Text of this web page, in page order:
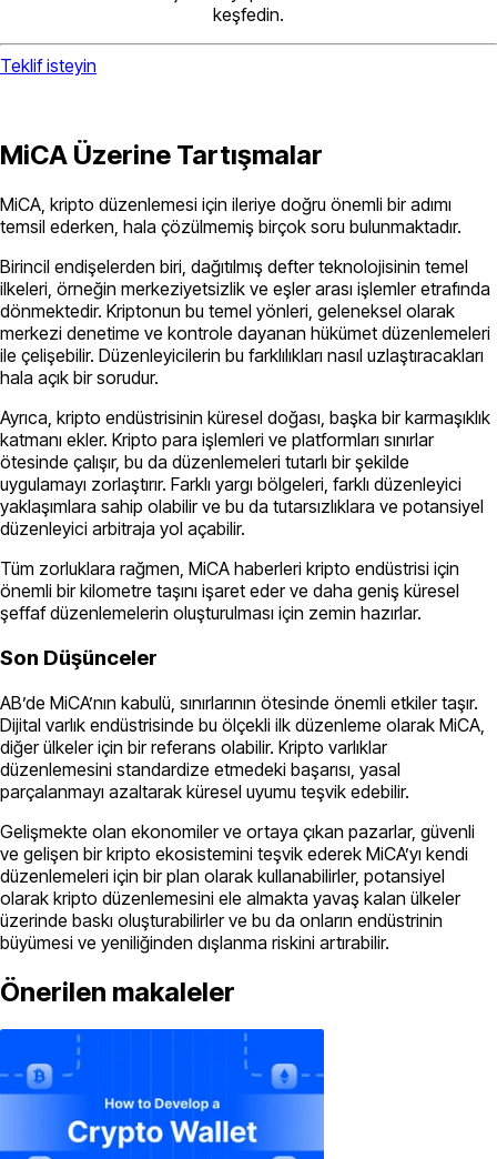
keşfedin.
Teklif isteyin
MiCA Üzerine Tartışmalar
MiCA, kripto düzenlemesi için ileriye doğru önemli bir adımı
temsil ederken, hala çözülmemiş birçok soru bulunmaktadır.
Birincil endişelerden biri, dağıtılmış defter teknolojisinin temel
ilkeleri, örneğin merkeziyetsizlik ve eşler arası işlemler etrafında
dönmektedir. Kriptonun bu temel yönleri, geleneksel olarak
merkezi denetime ve kontrole dayanan hükümet düzenlemeleri
ile çelişebilir. Düzenleyicilerin bu farklılıkları nasıl uzlaştıracakları
hala açık bir sorudur.
Ayrıca, kripto endüstrisinin küresel doğası, başka bir karmaşıklık
katmanı ekler. Kripto para işlemleri ve platformları sınırlar
ötesinde çalışır, bu da düzenlemeleri tutarlı bir şekilde
uygulamayı zorlaştırır. Farklı yargı bölgeleri, farklı düzenleyici
yaklaşımlara sahip olabilir ve bu da tutarsızlıklara ve potansiyel
düzenleyici arbitraja yol açabilir.
Tüm zorluklara rağmen, MiCA haberleri kripto endüstrisi için
önemli bir kilometre taşını işaret eder ve daha geniş küresel
şeffaf düzenlemelerin oluşturulması için zemin hazırlar.
Son Düşünceler
AB’de MiCA’nın kabulü, sınırlarının ötesinde önemli etkiler taşır.
Dijital varlık endüstrisinde bu ölçekli ilk düzenleme olarak MiCA,
diğer ülkeler için bir referans olabilir. Kripto varlıklar
düzenlemesini standardize etmedeki başarısı, yasal
parçalanmayı azaltarak küresel uyumu teşvik edebilir.
Gelişmekte olan ekonomiler ve ortaya çıkan pazarlar, güvenli
ve gelişen bir kripto ekosistemini teşvik ederek MiCA’yı kendi
düzenlemeleri için bir plan olarak kullanabilirler, potansiyel
olarak kripto düzenlemesini ele almakta yavaş kalan ülkeler
üzerinde baskı oluşturabilirler ve bu da onların endüstrinin
büyümesi ve yeniliğinden dışlanma riskini artırabilir.
Önerilen makaleler